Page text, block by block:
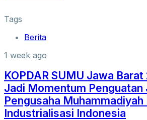
Tags
Berita
1 week ago
KOPDAR SUMU Jawa
Jadi Momentum Penguatan
Pengusaha Muhammadiyah
Industrialisasi Indonesia